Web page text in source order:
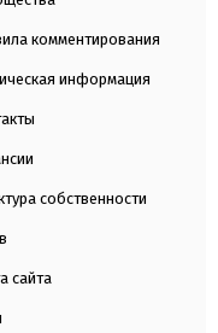
комментирования
информация
собственности
сайта